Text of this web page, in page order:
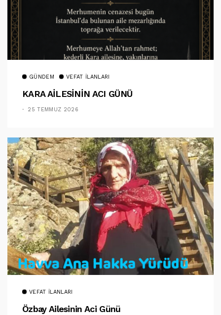
GÜNDEM VEFAT İLANLARI
KARA AİLESİNİN ACI GÜNÜ
25 TEMMUZ 2026
VEFAT İLANLARI
Özbay Ailesinin Aci Günü